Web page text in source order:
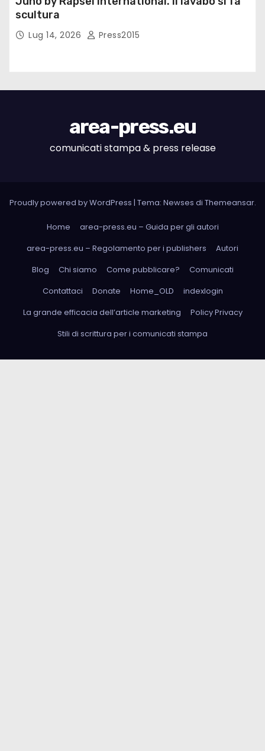
scultura
Lug 14, 2026 Press2015
area-press.eu
comunicati stampa & press release
Proudly powered by WordPress | Tema: Newses di Themeansar.
Home
area-press.eu – Guida per gli autori
area-press.eu – Regolamento per i publishers
Autori
Blog
Chi siamo Come pubblicare?
Comunicati
Contattaci
Donate Home_OLD
indexlogin
La grande efficacia dell’article marketing
Policy Privacy
Stili di scrittura per i comunicati stampa